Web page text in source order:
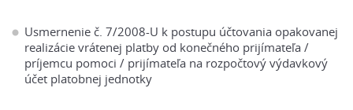
Usmernenie č. 7/2008-U k postupu účtovania opakovanej
realizácie vrátenej platby od konečného prijímateľa /
príjemcu pomoci / prijímateľa na rozpočtový výdavkový
účet platobnej jednotky